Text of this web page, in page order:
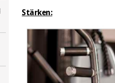
Stärken: